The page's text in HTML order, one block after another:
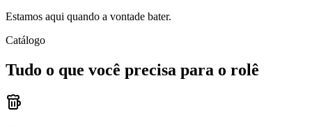
Estamos aqui quando a vontade bater.
Catálogo
Tudo o que você precisa para o rolê